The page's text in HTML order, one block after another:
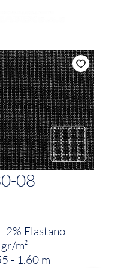
08
2% Elastano
m²
- 1.60 m